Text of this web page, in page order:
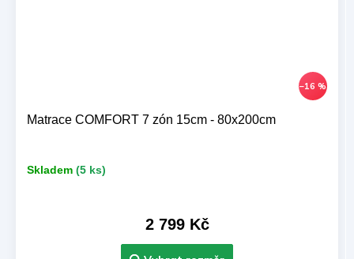
–16 %
Matrace COMFORT 7 zón 15cm - 80x200cm
Skladem (5 ks)
2 799 Kč